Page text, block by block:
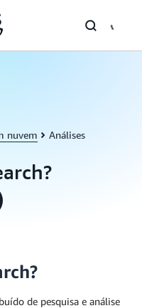
nuvem Análises
de pesquisa e análise